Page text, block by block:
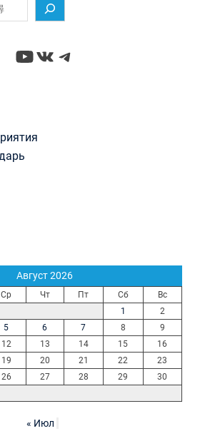
YouTube
ВКонтакте
Telegram
Август 2026
Ср Чт Пт Сб
Вс
1
2
5 6 7 8
9
12 13 14 15
16
19 20 21 22
23
26 27 28 29
30
« Июл